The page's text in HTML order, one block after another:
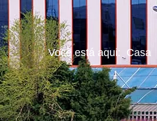
Você está aqui: Casa